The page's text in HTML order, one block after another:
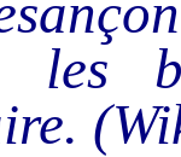
les